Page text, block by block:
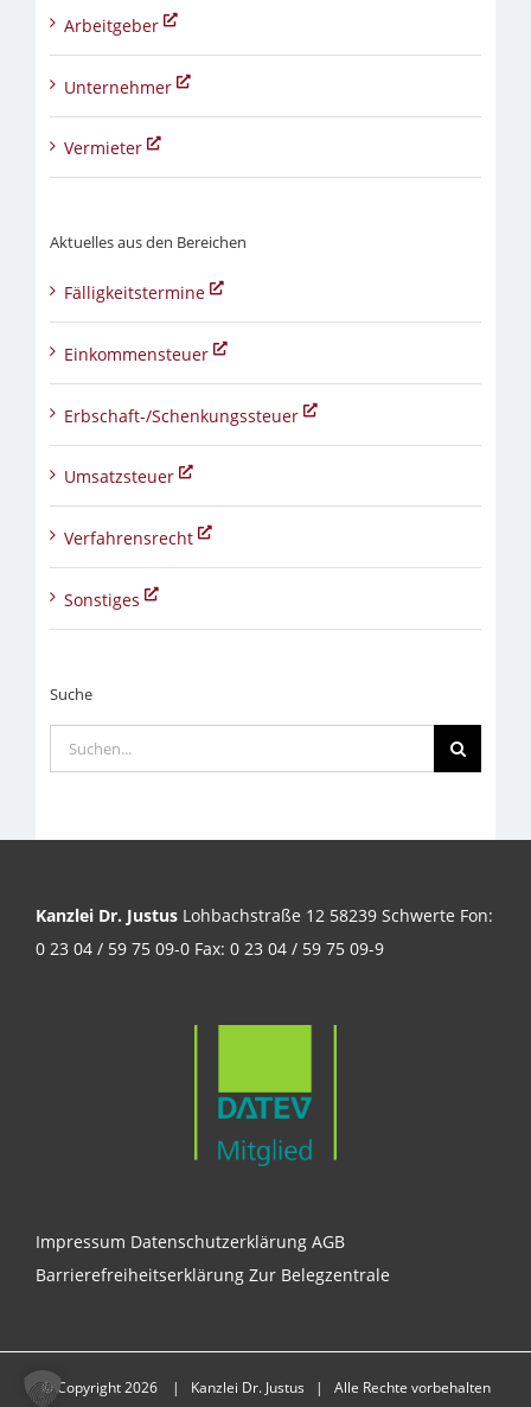
Arbeitgeber
Unternehmer
Vermieter
Aktuelles aus den Bereichen
Fälligkeitstermine
Einkommensteuer
Erbschaft-/Schenkungssteuer
Umsatzsteuer
Verfahrensrecht
Sonstiges
Suche
Suche
nach:
Kanzlei Dr. Justus Lohbachstraße 12 58239 Schwerte Fon:
0 23 04 / 59 75 09-0 Fax: 0 23 04 / 59 75 09-9
Impressum Datenschutzerklärung AGB
Barrierefreiheitserklärung Zur Belegzentrale
© Copyright2026 | Kanzlei Dr. Justus | Alle Rechte vorbehalten